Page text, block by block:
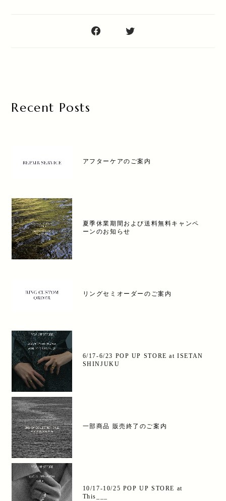
Recent Posts
アフターケアのご案内
夏季休業期間および送料無料キャンペ
ーンのお知らせ
リングセミオーダーのご案内
6/17-6/23 POP UP STORE at ISETAN
SHINJUKU
一部商品 販売終了のご案内
10/17-10/25 POP UP STORE at
This___